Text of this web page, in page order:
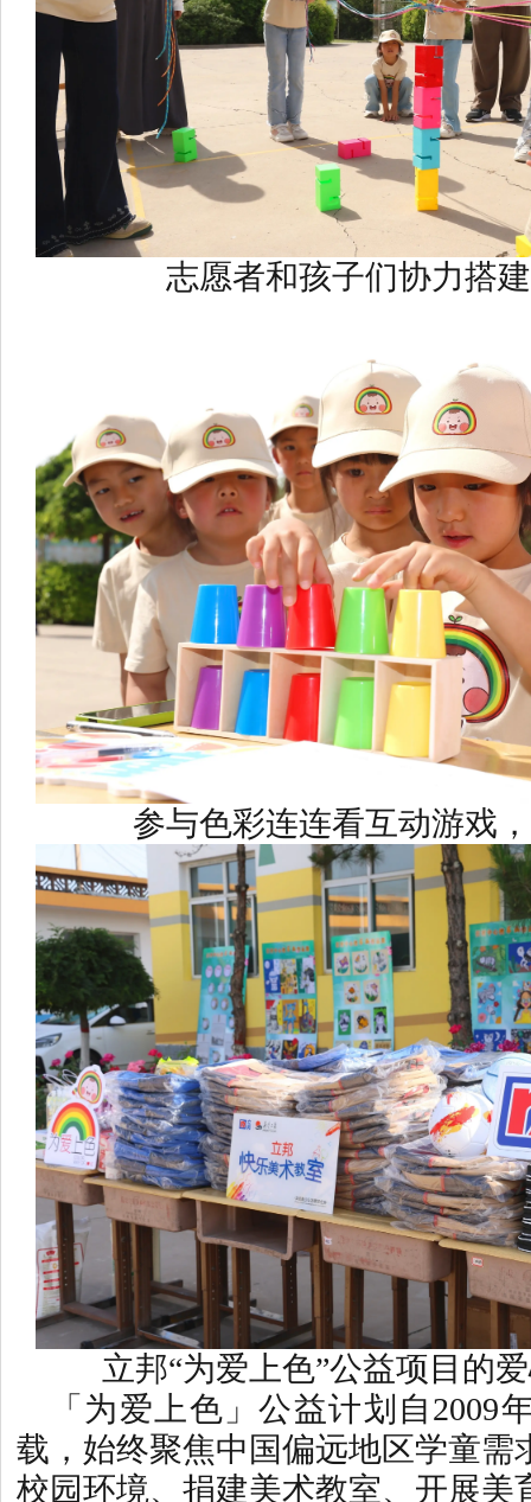
志愿者和孩子们协力搭
参与色彩连连看互动游戏
立邦“为爱上色”公益项目的
「为爱上色」公益计划自2009
载，始终聚焦中国偏远地区学童需
校园环境、捐建美术教室、开展美